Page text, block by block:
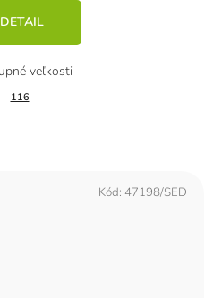
DETAIL
116
Kód: 47198/SED